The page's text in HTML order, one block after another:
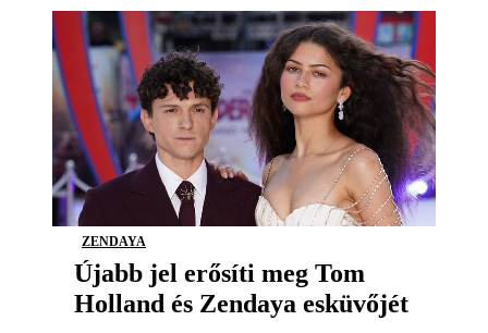
ZENDAYA
Újabb jel erősíti meg Tom
Holland és Zendaya esküvőjét